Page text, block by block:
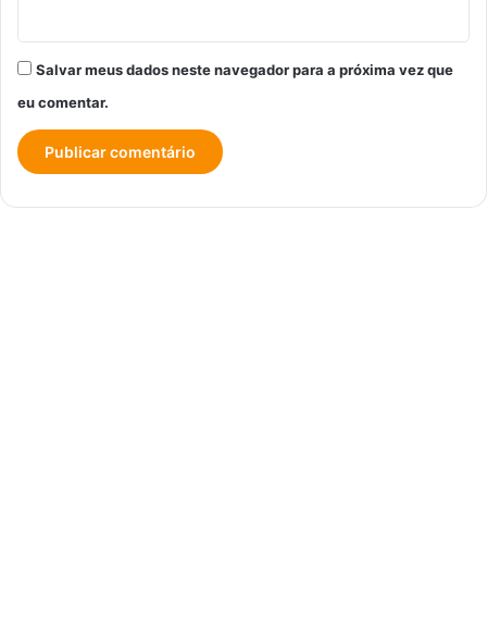
Salvar meus dados neste navegador para a próxima vez que
eu comentar.